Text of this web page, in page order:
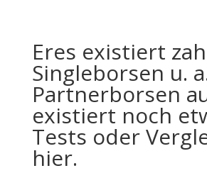
Eres existiert
Singleborsen u.
Partnerborsen
existiert noch
Tests oder
hier.